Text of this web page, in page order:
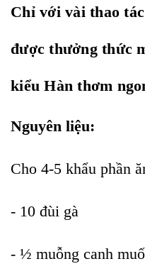
Chỉ với vài thao
được thưởng thức
kiểu Hàn thơm
Nguyên liệu:
Cho 4-5 khẩu phần
- 10 đùi gà
- ½ muỗng canh